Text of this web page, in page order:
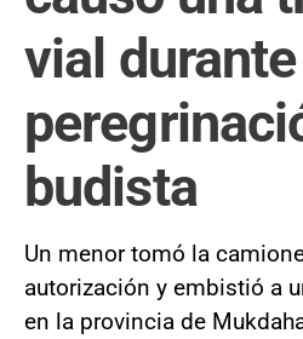
vial
budista
Un menor tomó la
autorización y embistió a
en la provincia de